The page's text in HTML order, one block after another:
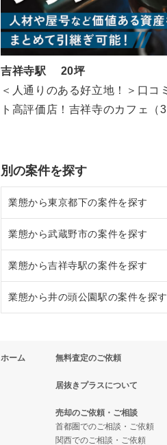
吉祥寺駅 20坪
＜人通りのある好立地！＞口コ
ト高評価店！吉祥寺のカフェ（
別の案件を探す
業態から東京都下の案件を探す
東京都下のラーメンの居抜き売却
東京都下のフランス料理の居抜
東京都下のイタリア料理の居抜
東京都下のそば・うどんの居抜
東京都下の寿司の居抜き売却物
東京都下の焼肉の居抜き売却物
業態から武蔵野市の案件を探す
武蔵野市のラーメンの居抜き売却
武蔵野市のフランス料理の居抜
武蔵野市の中華の居抜き売却物
武蔵野市のそば・うどんの居抜
武蔵野市の寿司の居抜き売却物
業態から吉祥寺駅の案件を探す
吉祥寺駅のフランス料理の居抜
吉祥寺駅の寿司の居抜き売却物
吉祥寺駅の焼肉の居抜き売却物
吉祥寺駅のアジア料理の居抜き
業態から井の頭公園駅の案件を探す
井の頭公園駅のイタリア料理の
井の頭公園駅の寿司の居抜き売
井の頭公園駅のカフェの居抜き
ホーム 無料査定のご依頼
居抜きプラスについて
売却のご依頼・ご相談
首都圏でのご相談・ご依頼
関西でのご相談・ご依頼